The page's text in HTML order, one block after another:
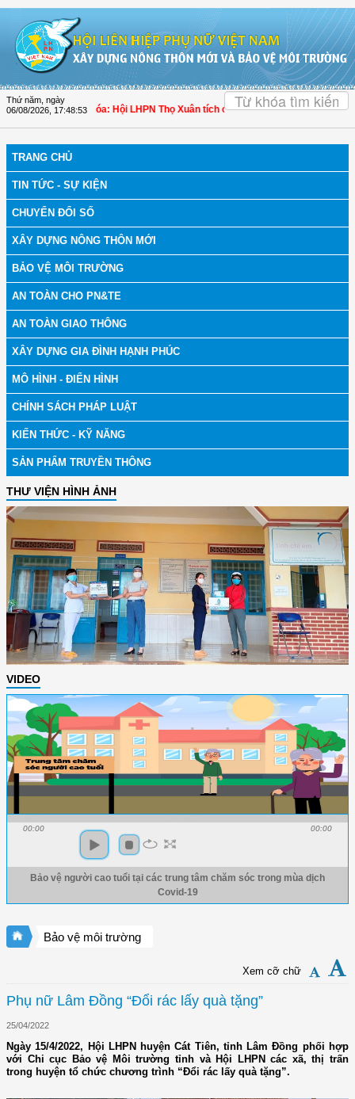
Thứ năm, ngày
06/08/2026 17:48:54
bệnh | Thanh Hóa: Hội LHPN Thọ Xuân tích cực góp phần nâng cao tỷ lệ
TRANG CHỦ
TIN TỨC - SỰ KIỆN
CHUYỂN ĐỔI SỐ
XÂY DỰNG NÔNG THÔN MỚI
BẢO VỆ MÔI TRƯỜNG
AN TOÀN CHO PN&TE
AN TOÀN GIAO THÔNG
XÂY DỰNG GIA ĐÌNH HẠNH PHÚC
MÔ HÌNH - ĐIỂN HÌNH
CHÍNH SÁCH PHÁP LUẬT
KIẾN THỨC - KỸ NĂNG
SẢN PHẨM TRUYỀN THÔNG
THƯ VIỆN HÌNH ẢNH
VIDEO
00:00 00:00
Bảo vệ người cao tuổi tại các trung tâm chăm sóc trong mùa dịch
Covid-19
Bảo vệ môi trường
Xem cỡ chữ
Phụ nữ Lâm Đồng “Đổi rác lấy quà tặng”
25/04/2022
Ngày 15/4/2022, Hội LHPN huyện Cát Tiên, tỉnh Lâm Đồng phối hợp
với Chi cục Bảo vệ Môi trường tỉnh và Hội LHPN các xã, thị trấn
trong huyện tổ chức chương trình “Đổi rác lấy quà tặng”.
OK